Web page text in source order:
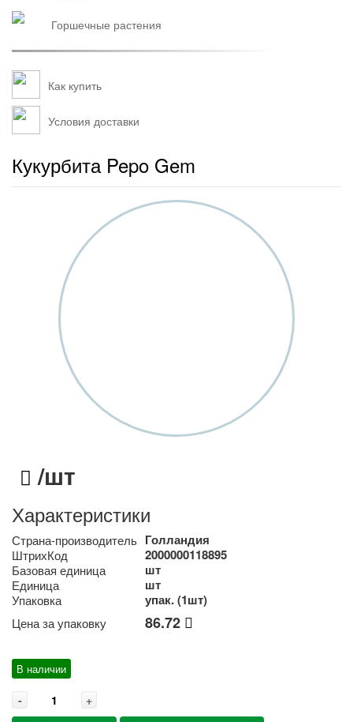
горшечные растения
Как купить
Условия доставки
Кукурбита Pepo Gem
/шт
Характеристики
Страна-производитель Голландия
ШтрихКод 2000000118895
Базовая единица шт
Единица шт
Упаковка упак. (1шт)
Цена за упаковку 86.72
В наличии
-
+